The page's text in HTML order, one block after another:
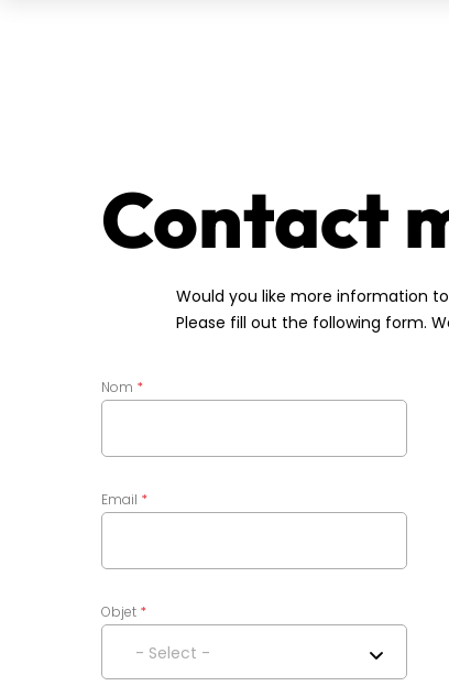
Contact
Would you like more information
Please fill out the following form.
Nom
Email
Objet
- Select -